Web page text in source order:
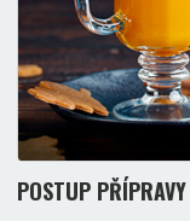
POSTUP PŘÍPRAVY